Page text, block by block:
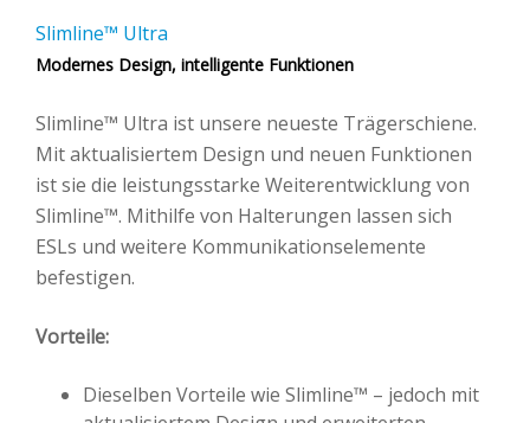
Slimline™ Ultra
Modernes Design, intelligente Funktionen
Slimline™ Ultra ist unsere neueste Trägerschiene.
Mit aktualisiertem Design und neuen Funktionen
ist sie die leistungsstarke Weiterentwicklung von
Slimline™. Mithilfe von Halterungen lassen sich
ESLs und weitere Kommunikationselemente
befestigen.
Vorteile:
Dieselben Vorteile wie Slimline™ – jedoch mit